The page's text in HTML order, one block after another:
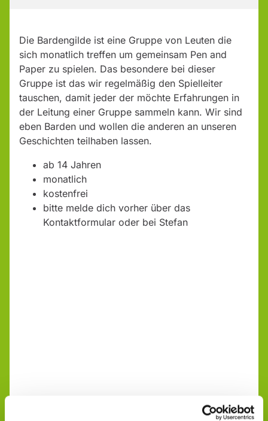
Die Bardengilde ist eine Gruppe von Leuten die
sich monatlich treffen um gemeinsam Pen and
Paper zu spielen. Das besondere bei dieser
Gruppe ist das wir regelmäßig den Spielleiter
tauschen, damit jeder der möchte Erfahrungen in
der Leitung einer Gruppe sammeln kann. Wir sind
eben Barden und wollen die anderen an unseren
Geschichten teilhaben lassen.
ab 14 Jahren
monatlich
kostenfrei
bitte melde dich vorher über das
Kontaktformular oder bei Stefan